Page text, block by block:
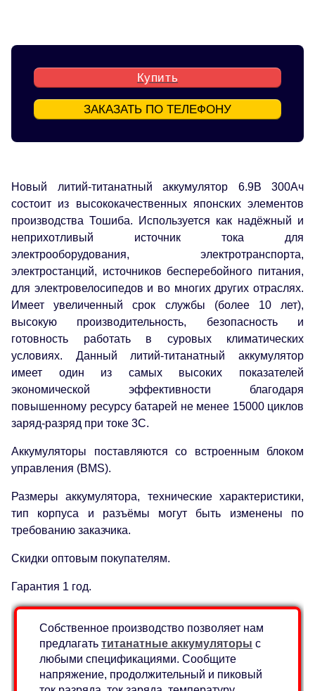
Купить
ЗАКАЗАТЬ ПО ТЕЛЕФОНУ
Новый литий-титанатный аккумулятор 6.9В 300Ач
состоит из высококачественных японских элементов
производства Тошиба. Используется как надёжный и
неприхотливый источник тока для
электрооборудования, электротранспорта,
электростанций, источников бесперебойного питания,
для электровелосипедов и во многих других отраслях.
Имеет увеличенный срок службы (более 10 лет),
высокую производительность, безопасность и
готовность работать в суровых климатических
условиях. Данный литий-титанатный аккумулятор
имеет один из самых высоких показателей
экономической эффективности благодаря
повышенному ресурсу батарей не менее 15000 циклов
заряд-разряд при токе 3C.
Аккумуляторы поставляются со встроенным блоком
управления (BMS).
Размеры аккумулятора, технические характеристики,
тип корпуса и разъёмы могут быть изменены по
требованию заказчика.
Скидки оптовым покупателям.
Гарантия 1 год.
Собственное производство позволяет нам
предлагатьтитанатные аккумуляторы с
любыми спецификациями. Сообщите
напряжение, продолжительный и пиковый